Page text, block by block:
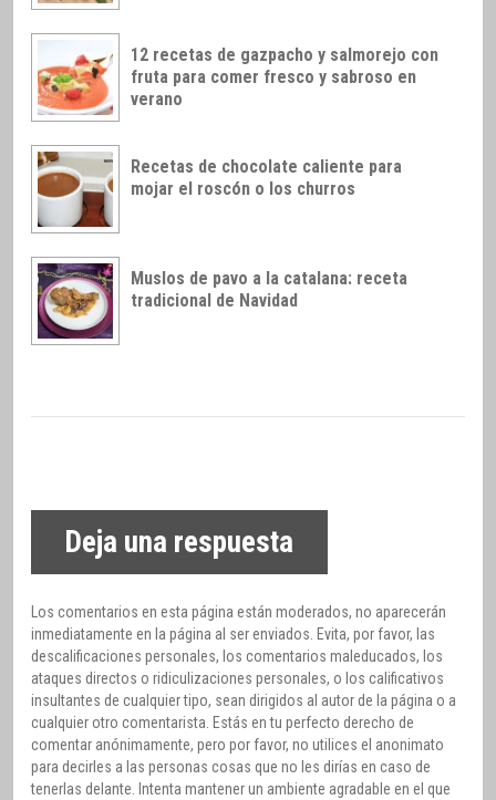
12 recetas de gazpacho y salmorejo con
fruta para comer fresco y sabroso en
verano
Recetas de chocolate caliente para
mojar el roscón o los churros
Muslos de pavo a la catalana: receta
tradicional de Navidad
Deja una respuesta
Los comentarios en esta página están moderados, no aparecerán
inmediatamente en la página al ser enviados. Evita, por favor, las
descalificaciones personales, los comentarios maleducados, los
ataques directos o ridiculizaciones personales, o los calificativos
insultantes de cualquier tipo, sean dirigidos al autor de la página o a
cualquier otro comentarista. Estás en tu perfecto derecho de
comentar anónimamente, pero por favor, no utilices el anonimato
para decirles a las personas cosas que no les dirías en caso de
tenerlas delante. Intenta mantener un ambiente agradable en el que